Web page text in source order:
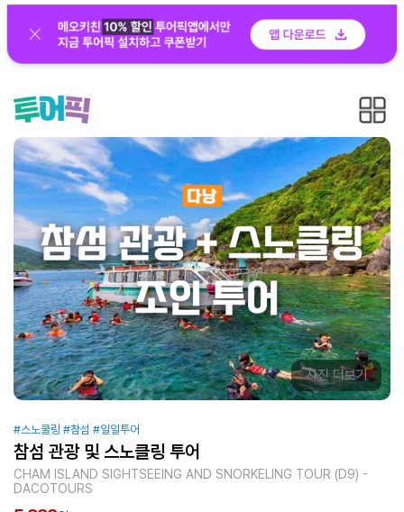
사진 더보기
#스노쿨링 #참섬 #일일투어
참섬 관광 및 스노클링 투어
CHAM ISLAND SIGHTSEEING AND SNORKELING TOUR (D9) -
DACOTOURS